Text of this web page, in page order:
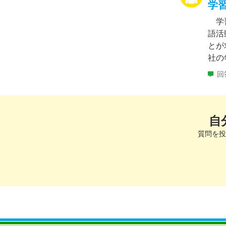
学
学
語活
と
社の
自
質問を